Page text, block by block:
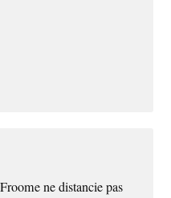
ne distancie pas